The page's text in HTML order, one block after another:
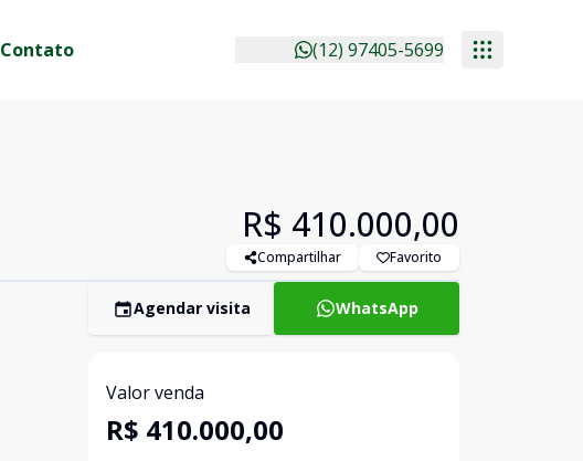
Contato (12) 97405-5699
R$ 410.000,00
Compartilhar Favorito
Agendar visita WhatsApp
Valor venda
R$ 410.000,00